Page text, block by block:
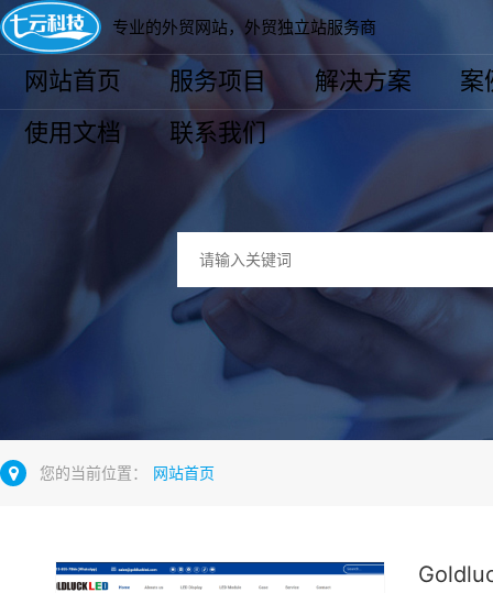
专业的外贸网站，外贸独立站服务商
网站首页 服务项目 解决方案
案
使用文档
联系我们
您的当前位置： 网站首页